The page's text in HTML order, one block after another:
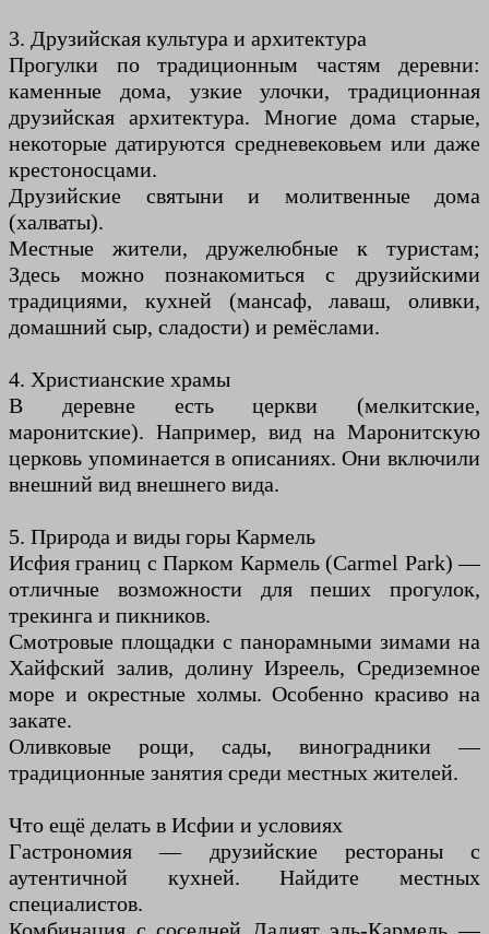
3. Друзийская культура и архитектура
Прогулки по традиционным частям деревни:
каменные дома, узкие улочки, традиционная
друзийская архитектура. Многие дома старые,
некоторые датируются средневековьем или даже
крестоносцами.
Друзийские святыни и молитвенные дома
(халваты).
Местные жители, дружелюбные к туристам;
Здесь можно познакомиться с друзийскими
традициями, кухней (мансаф, лаваш, оливки,
домашний сыр, сладости) и ремёслами.
4. Христианские храмы
В деревне есть церкви (мелкитские,
маронитские). Например, вид на Маронитскую
церковь упоминается в описаниях. Они включили
внешний вид внешнего вида.
5. Природа и виды горы Кармель
Исфия границ с Парком Кармель (Carmel Park) —
отличные возможности для пеших прогулок,
трекинга и пикников.
Смотровые площадки с панорамными зимами на
Хайфский залив, долину Изреель, Средиземное
море и окрестные холмы. Особенно красиво на
закате.
Оливковые рощи, сады, виноградники —
традиционные занятия среди местных жителей.
Что ещё делать в Исфии и условиях
Гастрономия — друзийские рестораны с
аутентичной кухней. Найдите местных
специалистов.